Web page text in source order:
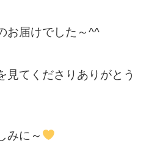
お届けでした～^^
見てくださりありがとう
みに～